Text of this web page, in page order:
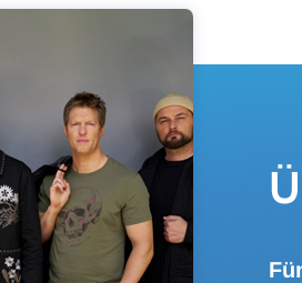
Informationen zu deinem
erfolgt keine postalische